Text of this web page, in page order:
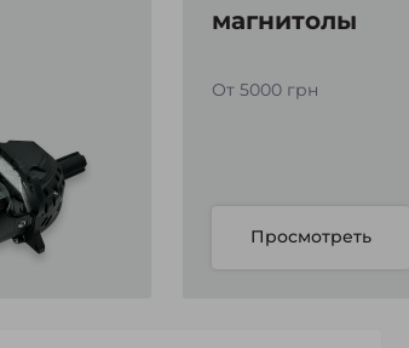
магнитолы
От 5000 грн
Просмотреть